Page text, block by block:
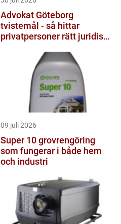
Advokat Göteborg
tvistemål - så hittar
privatpersoner rätt juridiskt
09 juli 2026
Super 10 grovrengöring
som fungerar i både hem
och industri